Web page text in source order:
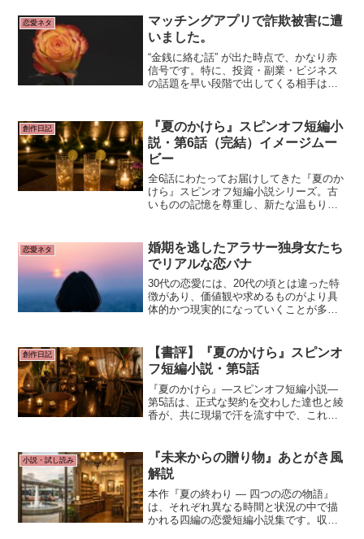
ソコンで Kindle 本をお読みいただけま
す。
恋愛ネタ
マッチングアプリで詐欺被害に遭
いました。
“金銭に絡む話” が出た時点で、かなり赤
信号です。特に、投資・副業・ビジネス
の話題を早い段階で出してくる相手は、
断基準にしておけば、危険な相手を見抜
く力が自然と高まっていきます。
創作日記
『夏のかけら』スピンオフ短編小
説・第6話（完結）イメージムー
ビー
全6話にわたってお届けしてきた『夏のか
けら』スピンオフ短編小説シリーズ。古
いものの記憶を尊重し、新たな温もりを
姿が丁寧に描かれました。映像、音声、
そして小説本文が重なり合う。
恋愛ネタ
婚期を逃したアラサー独身女たち
でリアルな恋バナ
30代の恋愛には、20代の頃とは違った特
徴があり、価値観や求めるものがより具
体的かつ現実的になっていくことが多い
期であり、それに伴って恋愛観も変化し
ます。
創作日記
【書評】『夏のかけら』スピンオ
フ短編小説・第5話
『夏のかけら』―スピンオフ短編小説―
第5話は、正式な契約を交わした達也と綾
香が、共に現場で汗を流す中で、これま
葉を失うほどの圧倒的な心理描写と、情
景がシンクロする夕暮れ。
小説・試し読み
『未来からの贈り物』あとがき風
解説
本作『夏の終わり ― 四つの恋の物語』
は、それぞれ異なる時間と状況の中で描
かれる四編の恋愛短編小説集です。収録